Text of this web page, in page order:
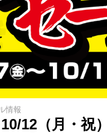
情報
12（月・祝